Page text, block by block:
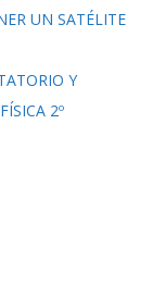
UN SATÉLITE
Y
2º